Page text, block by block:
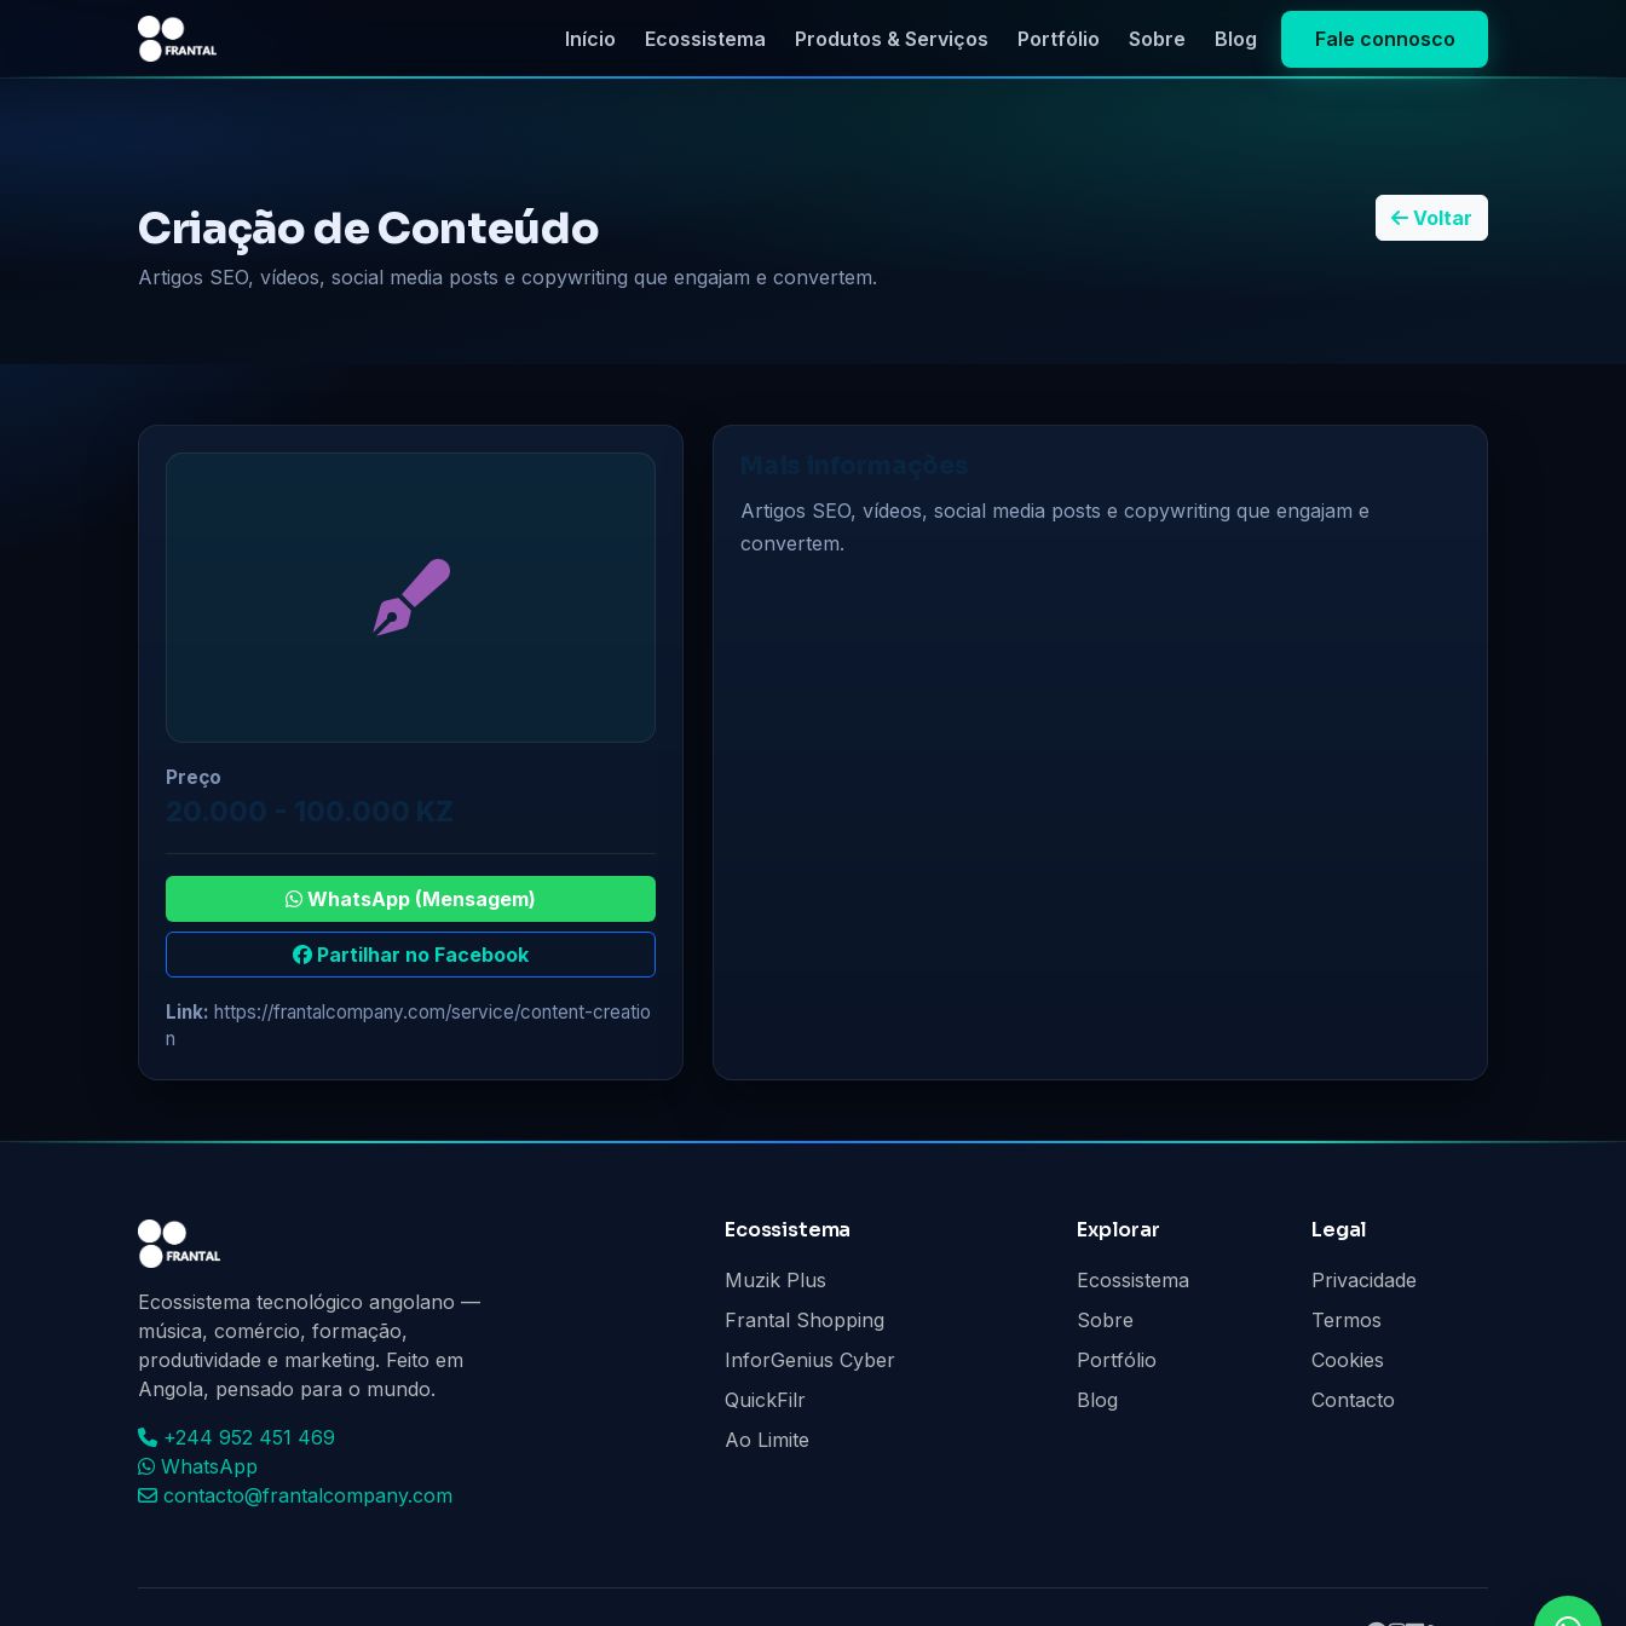
Início Ecossistema Produtos & Serviços Portfólio Sobre Blog Fale connosco
Criação de Conteúdo
Artigos SEO, vídeos, social media posts e copywriting que engajam e convertem.
Voltar
Preço
WhatsApp (Mensagem)
Partilhar no Facebook
Link: https://frantalcompany.com/service/content-creatio
n
Artigos SEO, vídeos, social media posts e copywriting que engajam e
convertem.
Ecossistema tecnológico angolano —
música, comércio, formação,
produtividade e marketing. Feito em
Angola, pensado para o mundo.
+244 952 451 469
WhatsApp
contacto@frantalcompany.com
Ecossistema
Muzik Plus
Frantal Shopping
InforGenius Cyber
QuickFilr
Ao Limite
Explorar
Ecossistema
Sobre
Portfólio
Blog
Legal
Privacidade
Termos
Cookies
Contacto